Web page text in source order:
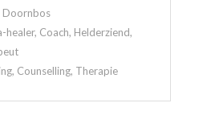
Doornbos
healer, Coach, Helderziend,
Counselling, Therapie